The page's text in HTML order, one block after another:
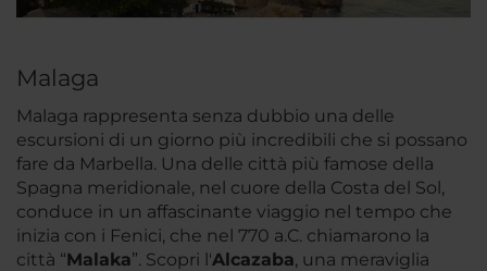
Malaga
Malaga rappresenta senza dubbio una delle
escursioni di un giorno più incredibili che si possano
fare da Marbella. Una delle città più famose della
Spagna meridionale, nel cuore della Costa del Sol,
conduce in un affascinante viaggio nel tempo che
inizia con i Fenici, che nel 770 a.C. chiamarono la
città “Malaka”. Scopri l'Alcazaba, una meraviglia